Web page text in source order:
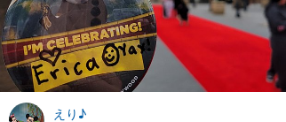
えり♪